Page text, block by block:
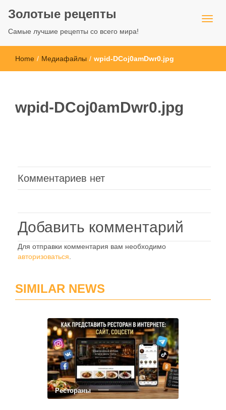
Золотые рецепты
Самые лучшие рецепты со всего мира!
Home / Медиафайлы / wpid-DCoj0amDwr0.jpg
wpid-DCoj0amDwr0.jpg
Комментариев нет
Добавить комментарий
Для отправки комментария вам необходимо
авторизоваться
SIMILAR NEWS
Рестораны